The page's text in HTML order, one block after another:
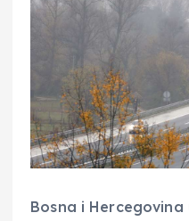
Bosna i Hercegovina